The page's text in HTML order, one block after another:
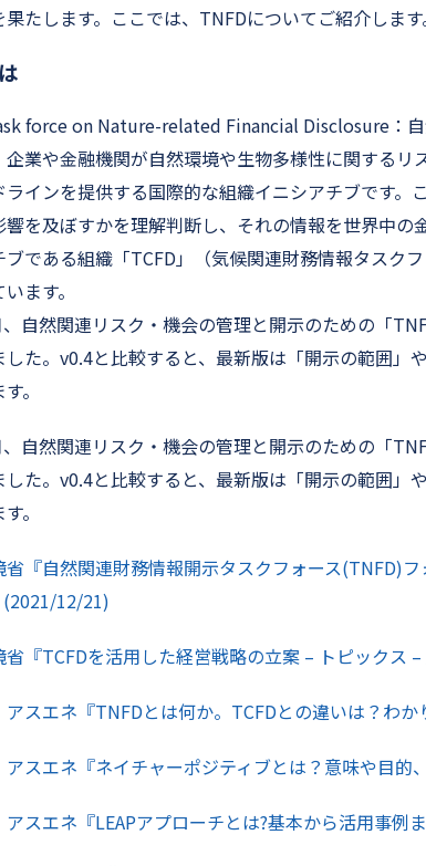
たします。ここでは、TNFDについてご紹介します
force on Nature-related Financial Disclosure：
企業や金融機関が自然環境や生物多様性に関するリ
ラインを提供する国際的な組織イニシアチブです。
響を及ぼすかを理解判断し、それの情報を世界中の
ブである組織「TCFD」（気候関連財務情報タスク
ます。
自然関連リスク・機会の管理と開示のための「
した。v0.4と比較すると、最新版は「開示の範囲」
。
自然関連リスク・機会の管理と開示のための「
した。v0.4と比較すると、最新版は「開示の範囲」
。
省『自然関連財務情報開示タスクフォース(TNFD)
12/21)
省『TCFDを活用した経営戦略の立案 – トピックス
アスエネ『TNFDとは何か。TCFDとの違いは？わ
アスエネ『ネイチャーポジティブとは？意味や目的
アスエネ『LEAPアプローチとは?基本から活用事例ま